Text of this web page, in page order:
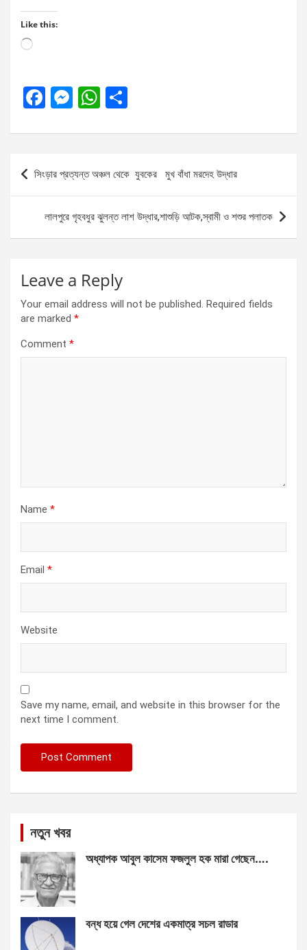
Like this:
Loading…
F
ce
o
o
M
se
g
er
W
at
A
p
p
ar
Post
navigation
সিংড়ার প্রত্যন্ত অঞ্চল থেকে যুবকের মুখ বাঁধা মরদেহ উদ্ধার
লালপুরে গৃহবধুর ঝুলন্ত লাশ উদ্ধার,শাশুড়ি আটক,স্বামী ও শশুর পলাতক
Leave a Reply
Your email address will not be published. Required fields
are marked *
Comment *
Name *
Email *
Website
Save my name, email, and website in this browser for the
next time I comment.
নতুন খবর
অধ্যাপক আবুল কাসেম ফজলুল হক মারা গেছেন….
বন্ধ হয়ে গেল দেশের একমাত্র সচল রাডার